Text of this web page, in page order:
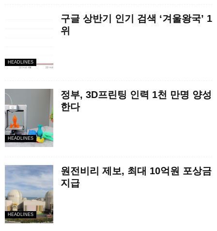
HEADLINES
구글 상반기 인기 검색 ‘겨울왕국’ 1
위
HEADLINES
정부, 3D프린팅 인력 1천 만명 양성
한다
HEADLINES
원전비리 제보, 최대 10억원 포상금
지급